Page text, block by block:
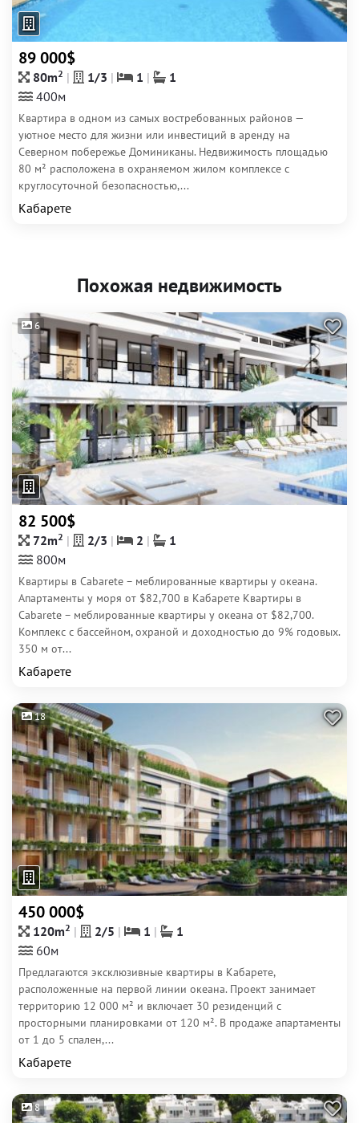
89 000$
80m2 1/3 1
1
400м
Квартира в одном из самых востребованных районов —
уютное место для жизни или инвестиций в аренду на
Северном побережье Доминиканы. Недвижимость площадью
80 м² расположена в охраняемом жилом комплексе с
круглосуточной безопасностью,...
Кабарете
Похожая недвижимость
6
82 500$
72m2 2/3 2
1
800м
Квартиры в Cabarete – меблированные квартиры у океана.
Апартаменты у моря от $82,700 в Кабарете Квартиры в
Cabarete – меблированные квартиры у океана от $82,700.
Комплекс с бассейном, охраной и доходностью до 9% годовых.
350 м от...
Кабарете
18
450 000$
120m2 2/5 1
1
60м
Предлагаются эксклюзивные квартиры в Кабарете,
расположенные на первой линии океана. Проект занимает
территорию 12 000 м² и включает 30 резиденций с
просторными планировками от 120 м². В продаже апартаменты
от 1 до 5 спален,...
Кабарете
8